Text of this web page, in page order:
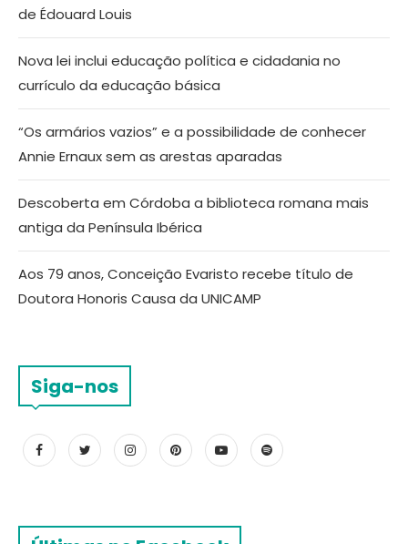
de Édouard Louis
Nova lei inclui educação política e cidadania no
currículo da educação básica
“Os armários vazios” e a possibilidade de conhecer
Annie Ernaux sem as arestas aparadas
Descoberta em Córdoba a biblioteca romana mais
antiga da Península Ibérica
Aos 79 anos, Conceição Evaristo recebe título de
Doutora Honoris Causa da UNICAMP
Siga-nos